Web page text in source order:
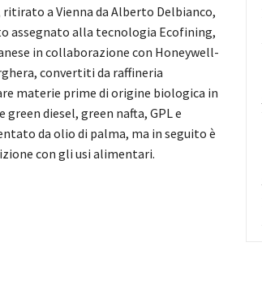
a Vienna da Alberto Delbianco,
assegnato alla tecnologia Ecofining,
in collaborazione con Honeywell-
convertiti da raffineria
materie prime di origine biologica in
diesel, green nafta, GPL e
da olio di palma, ma in seguito è
con gli usi alimentari.